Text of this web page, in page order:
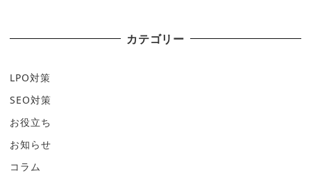
カテゴリー
LPO対策
SEO対策
お役立ち
お知らせ
コラム